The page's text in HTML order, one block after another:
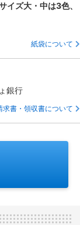
ズ大・中は3色、
紙袋について
銀行
求書・領収書について